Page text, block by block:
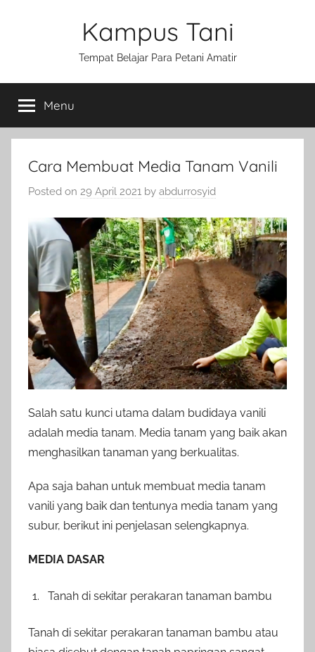
Kampus Tani
Tempat Belajar Para Petani Amatir
Menu
Cara Membuat Media Tanam Vanili
Posted on 29 April 2021 by abdurrosyid
Salah satu kunci utama dalam budidaya vanili
adalah media tanam. Media tanam yang baik akan
menghasilkan tanaman yang berkualitas.
Apa saja bahan untuk membuat media tanam
vanili yang baik dan tentunya media tanam yang
subur, berikut ini penjelasan selengkapnya.
MEDIA DASAR
Tanah di sekitar perakaran tanaman bambu
Tanah di sekitar perakaran tanaman bambu atau